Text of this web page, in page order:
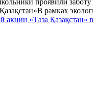
акции «Таза